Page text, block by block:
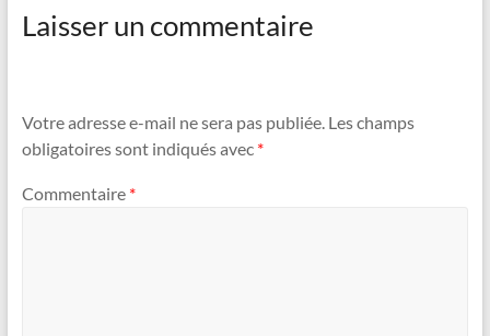
Laisser un commentaire
Votre adresse e-mail ne sera pas publiée. Les champs
obligatoires sont indiqués avec *
Commentaire *